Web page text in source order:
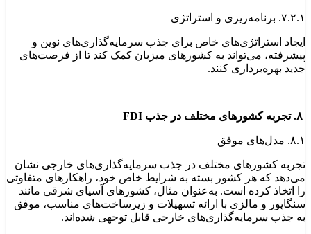
۷.۲.۱. برنامه‌ریزی و استراتژی
ایجاد استراتژی‌های خاص برای جذب سرمایه‌گذاری‌های نوین و
پیشرفته، می‌تواند به کشورهای میزبان کمک کند تا از فرصت‌های
جدید بهره‌برداری کنند.
۸.۱. مدل‌های موفق
تجربه کشورهای مختلف در جذب سرمایه‌گذاری‌های خارجی نشان
می‌دهد که هر کشور بسته به شرایط خاص خود، راهکارهای متفاوتی
را اتخاذ کرده است. به‌عنوان مثال، کشورهای آسیای شرقی مانند
سنگاپور و مالزی با ارائه تسهیلات و زیرساخت‌های مناسب، موفق
به جذب سرمایه‌گذاری‌های خارجی قابل توجهی شده‌اند.